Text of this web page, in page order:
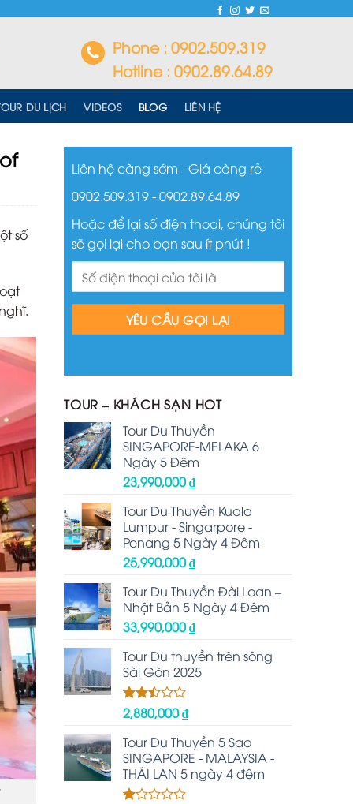
Phone : 0902.509.319
Hotline : 0902.89.64.89
<
DU LỊCH VIDEOS BLOG LIÊN HỆ
số
Liên hệ càng sớm - Giá càng rẻ
0902.509.319 - 0902.89.64.89
Hoặc để lại số điện thoại, chúng tôi
sẽ gọi lại cho bạn sau ít phút !
TOUR – KHÁCH SẠN HOT
Tour Du Thuyền
SINGAPORE-MELAKA 6
Ngày 5 Đêm
23,990,000₫
Tour Du Thuyền Kuala
Lumpur - Singarpore -
Penang 5 Ngày 4 Đêm
25,990,000₫
Tour Du Thuyền Đài Loan –
Nhật Bản 5 Ngày 4 Đêm
33,990,000₫
Tour Du thuyền trên sông
Sài Gòn 2025
Được
hạng
2.48
5 sao
2,880,000₫
Tour Du Thuyền 5 Sao
SINGAPORE - MALAYSIA -
THÁI LAN 5 ngày 4 đêm